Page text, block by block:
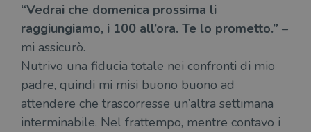
“Vedrai che domenica prossima li
raggiungiamo, i 100 all’ora. Te lo prometto.” –
mi assicurò.
Nutrivo una fiducia totale nei confronti di mio
padre, quindi mi misi buono buono ad
attendere che trascorresse un’altra settimana
interminabile. Nel frattempo, mentre contavo i